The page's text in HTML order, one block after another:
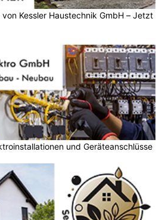
Kessler Haustechnik GmbH – Jetzt
und Geräteanschlüsse